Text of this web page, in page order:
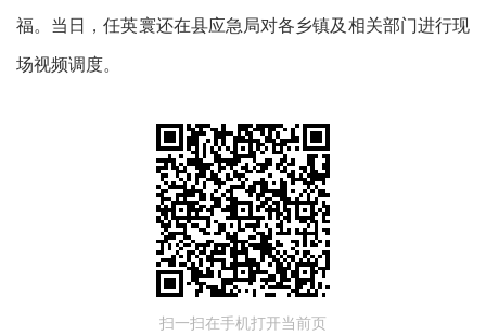
福。当日，任英寰还在县应急局对各乡镇及相关部门进行现
场视频调度。
扫一扫在手机打开当前页